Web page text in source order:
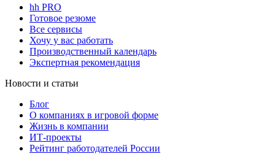
hh PRO
Готовое резюме
Все сервисы
Хочу у вас работать
Производственный календарь
Экспертная рекомендация
Новости и статьи
Блог
О компаниях в игровой форме
Жизнь в компании
ИТ-проекты
Рейтинг работодателей России